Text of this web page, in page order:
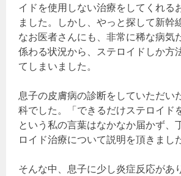
イドを使用しない治療をしてくれる
ました。しかし、やっと探して新幹
なお医者さんにも、非常に稀な病気
係わる状況から、ステロイドしか方
てしまいました。
息子の皮膚病の診断をしていただい
科でした。「できるだけステロイド
という私の言葉はなかなか届かず、
ロイド治療について説明を頂きまし
そんな中、息子に少し炎症反応があ